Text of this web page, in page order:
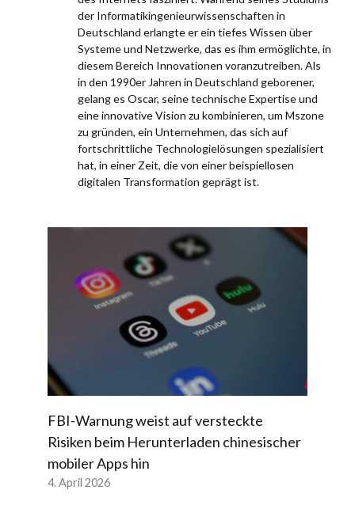
der Informatikingenieurwissenschaften in
Deutschland erlangte er ein tiefes Wissen über
Systeme und Netzwerke, das es ihm ermöglichte, in
diesem Bereich Innovationen voranzutreiben. Als
in den 1990er Jahren in Deutschland geborener,
gelang es Oscar, seine technische Expertise und
eine innovative Vision zu kombinieren, um Mszone
zu gründen, ein Unternehmen, das sich auf
fortschrittliche Technologielösungen spezialisiert
hat, in einer Zeit, die von einer beispiellosen
digitalen Transformation geprägt ist.
FBI-Warnung weist auf versteckte
Risiken beim Herunterladen chinesischer
mobiler Apps hin
4. April 2026